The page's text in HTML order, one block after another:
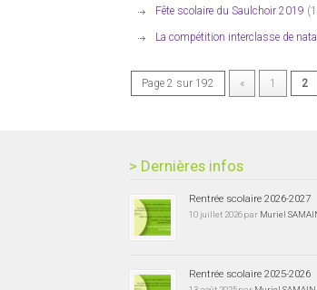
Fête scolaire du Saulchoir 2019
La compétition interclasse de
Page 2 sur 192 « 1 2
> Dernières infos
Rentrée scolaire 2026-2027
10 juillet 2026 par Muriel
Rentrée scolaire 2025-2026